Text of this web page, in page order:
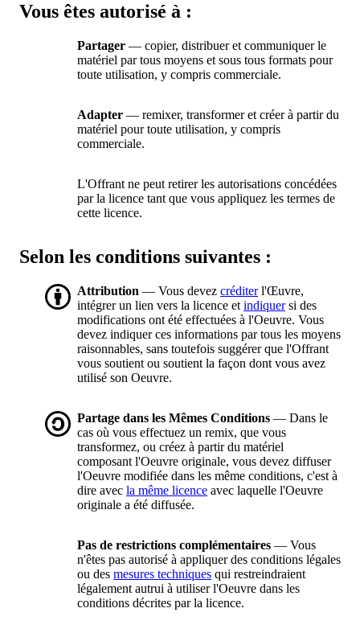
Vous êtes autorisé à :
Partager — copier, distribuer et communiquer le
matériel par tous moyens et sous tous formats pour
toute utilisation, y compris commerciale.
Adapter — remixer, transformer et créer à partir du
matériel pour toute utilisation, y compris
commerciale.
L'Offrant ne peut retirer les autorisations concédées
par la licence tant que vous appliquez les termes de
cette licence.
Selon les conditions suivantes :
Attribution — Vous devez créditerl'Œuvre,
intégrer un lien vers la licence et indiquersi des
modifications ont été effectuées à l'Oeuvre. Vous
devez indiquer ces informations par tous les moyens
raisonnables, sans toutefois suggérer que l'Offrant
vous soutient ou soutient la façon dont vous avez
utilisé son Oeuvre.
Partage dans les Mêmes Conditions — Dans le
cas où vous effectuez un remix, que vous
transformez, ou créez à partir du matériel
composant l'Oeuvre originale, vous devez diffuser
l'Oeuvre modifiée dans les même conditions, c'est à
dire avec la même licence avec laquelle l'Oeuvre
originale a été diffusée.
Pas de restrictions complémentaires — Vous
n'êtes pas autorisé à appliquer des conditions légales
ou des mesures techniques qui restreindraient
légalement autrui à utiliser l'Oeuvre dans les
conditions décrites par la licence.